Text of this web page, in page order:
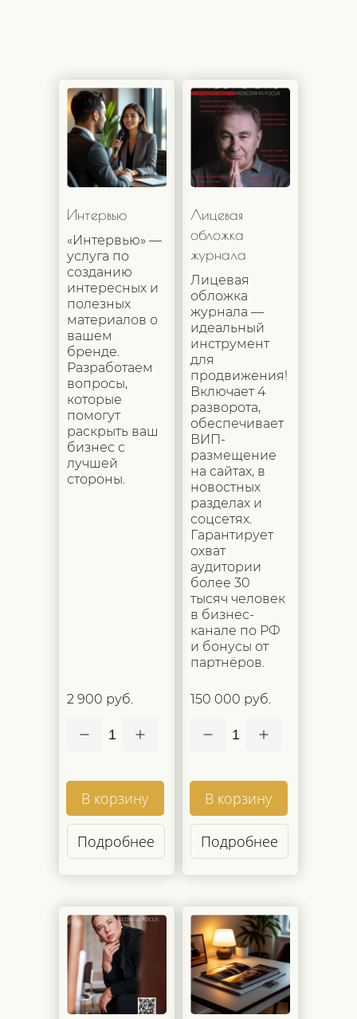
Интервью
«Интервью» —
услуга по
созданию
интересных и
полезных
материалов о
вашем
бренде.
Разработаем
вопросы,
которые
помогут
раскрыть ваш
бизнес с
лучшей
стороны.
2 900 руб.
1
В корзину
Подробнее
Лицевая
обложка
журнала
Лицевая
обложка
журнала —
идеальный
инструмент
для
продвижения!
Включает 4
разворота,
обеспечивает
ВИП-
размещение
на сайтах, в
новостных
разделах и
соцсетях.
Гарантирует
охват
аудитории
более 30
тысяч человек
в бизнес-
канале по РФ
и бонусы от
партнёров.
150 000 руб.
1
В корзину
Подробнее